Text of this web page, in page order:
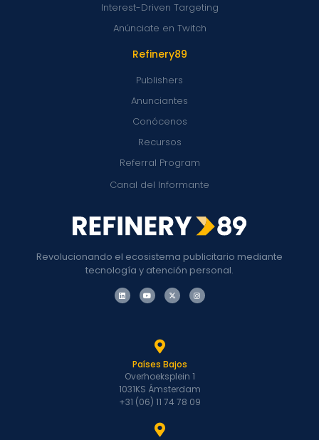
Revolucionando el ecosistema publicitario mediante
tecnología y atención personal.
Refinery89
Publishers
Anunciantes
Conócenos
Recursos
Referral Program
Canal del Informante
Interest-Driven Targeting
Anúnciate en Twitch
Países Bajos
Overhoeksplein 1
1031KS Ámsterdam
+31 (06) 11 74 78 09